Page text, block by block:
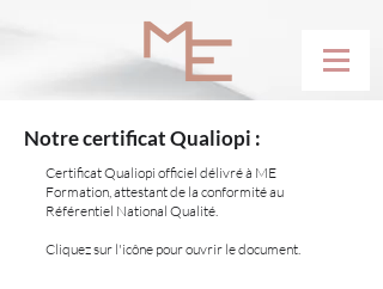
Notre certificat Qualiopi :
Certificat Qualiopi officiel délivré à ME
Formation, attestant de la conformité au
Référentiel National Qualité.
Cliquez sur l'icône pour ouvrir le document.